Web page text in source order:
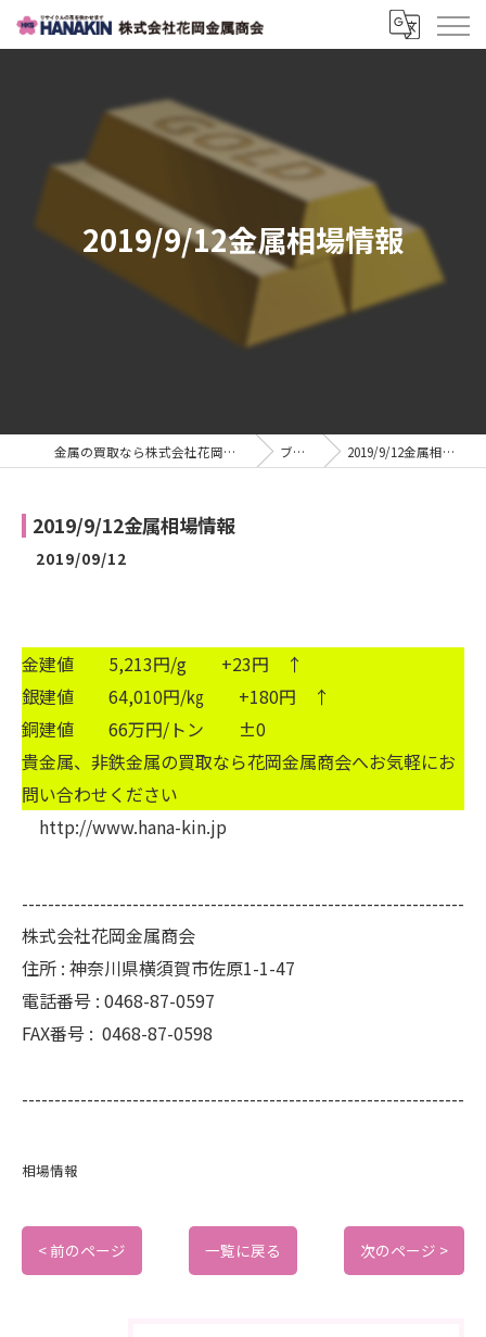
2019/9/12金属相場情報
金属の買取なら株式会社花岡金属商会 ブログ 2019/9/12金属相場情報
2019/9/12金属相場情報
2019/09/12
金建値 5,213円/g +23円 ↑
銀建値 64,010円/㎏ +180円 ↑
銅建値 66万円/トン ±0
貴金属、非鉄金属の買取なら花岡金属商会へお気軽にお
問い合わせください
http://www.hana-kin.jp
--------------------------------------------------------------------
株式会社花岡金属商会
住所 : 神奈川県横須賀市佐原1-1-47
電話番号 : 0468-87-0597
FAX番号 : 0468-87-0598
--------------------------------------------------------------------
相場情報
< 前のページ 一覧に戻る 次のページ >